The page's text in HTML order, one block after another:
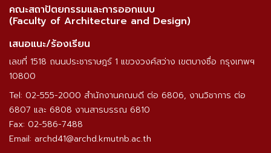
คณะสถาปัตยกรรมและการออกแบบ
(Faculty of Architecture and Design)
เสนอแนะ/ร้องเรียน
เลขที่ 1518 ถนนประชาราษฎร์ 1 แขวงวงศ์สว่าง เขตบางซื่อ กรุงเทพฯ
10800
Tel: 02-555-2000 สำนักงานคณบดี ต่อ 6806, งานวิชาการ ต่อ
6807 และ 6808 งานสารบรรณ 6810
Fax: 02-586-7488
Email: archd41@archd.kmutnb.ac.th